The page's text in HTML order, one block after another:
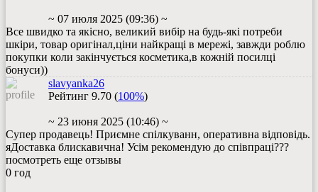
~ 07 июля 2025 (09:36) ~
Все швидко та якісно, великий вибір на будь-які потреби
шкіри, товар оригінал,ціни найкращі в мережі, завжди роблю
покупки коли закінчується косметика,в кожній посилці
бонуси))
slavyanka26
Рейтинг 9.70 (100%)
~ 23 июня 2025 (10:46) ~
Супер продавець! Приємне спілкуванн, оперативна відповідь.
яДоставка блискавична! Усім рекомендую до співпраці???
посмотреть еще отзывы
0 год